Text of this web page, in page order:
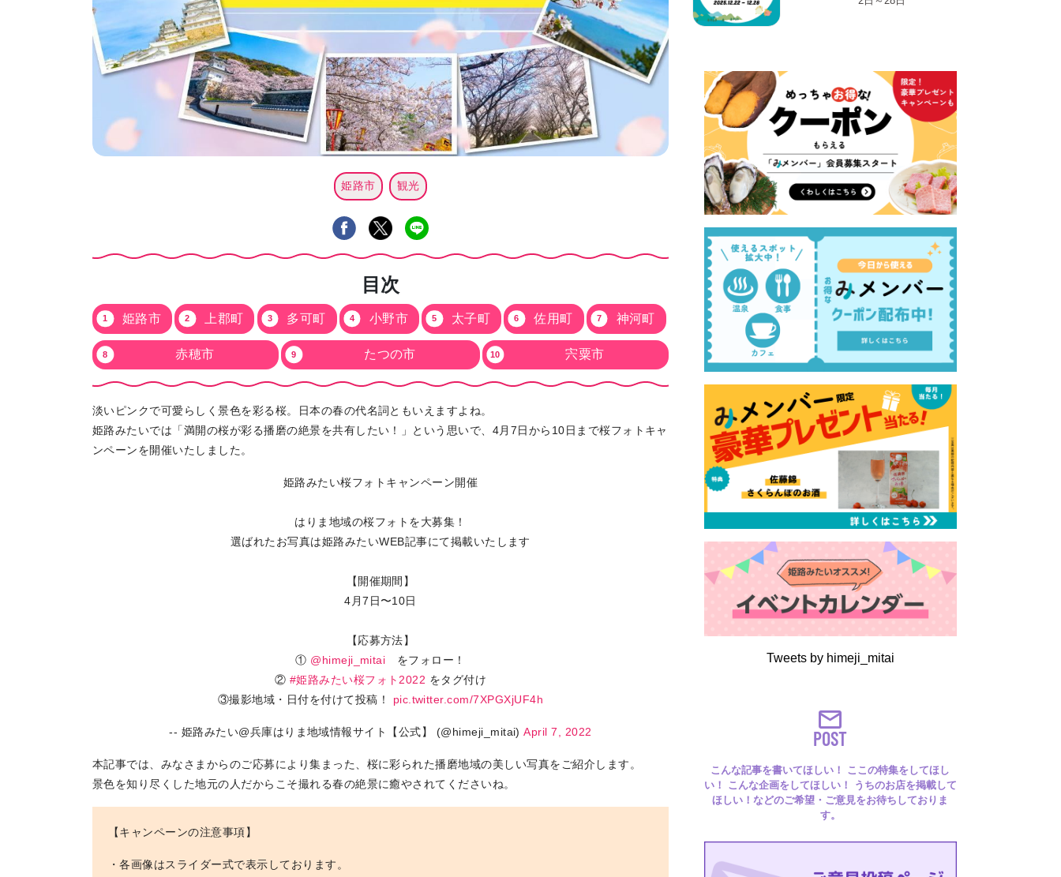
姫路市 観光
目次
姫路市 上郡町 多可町 小野市 太子町 佐用町 神河町
赤穂市 たつの市 宍粟市
淡いピンクで可愛らしく景色を彩る桜。日本の春の代名詞ともいえますよね。
姫路みたいでは「満開の桜が彩る播磨の絶景を共有したい！」という思いで、4月7日から10日まで桜フォトキャ
ンペーンを開催いたしました。
姫路みたい桜フォトキャンペーン開催
はりま地域の桜フォトを大募集！
選ばれたお写真は姫路みたいWEB記事にて掲載いたします
【開催期間】
4月7日〜10日
【応募方法】
① @himeji_mitai をフォロー！
② #姫路みたい桜フォト2022 をタグ付け
③撮影地域・日付を付けて投稿！ pic.twitter.com/7XPGXjUF4h
-- 姫路みたい@兵庫はりま地域情報サイト【公式】 (@himeji_mitai)April 7, 2022
本記事では、みなさまからのご応募により集まった、桜に彩られた播磨地域の美しい写真をご紹介します。
景色を知り尽くした地元の人だからこそ撮れる春の絶景に癒やされてくださいね。
【キャンペーンの注意事項】
・各画像はスライダー式で表示しております。
Tweets by himeji_mitai
POST
こんな記事を書いてほしい！ ここの特集をしてほし
い！ こんな企画をしてほしい！ うちのお店を掲載して
ほしい！などのご希望・ご意見をお待ちしておりま
す。